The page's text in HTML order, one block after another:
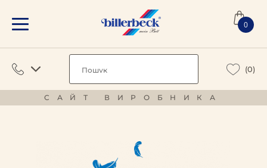
0
(0)
САЙТ ВИРОБНИКА